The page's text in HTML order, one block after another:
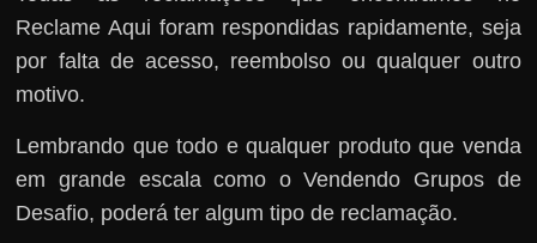
Reclame Aqui foram respondidas rapidamente, seja
por falta de acesso, reembolso ou qualquer outro
motivo.
Lembrando que todo e qualquer produto que venda
em grande escala como o Vendendo Grupos de
Desafio, poderá ter algum tipo de reclamação.